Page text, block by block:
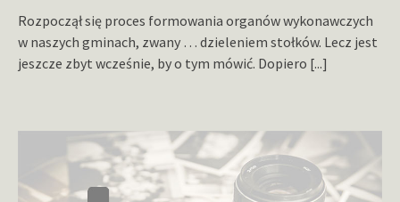
Rozpoczął się proces formowania organów wykonawczych
w naszych gminach, zwany … dzieleniem stołków. Lecz jest
jeszcze zbyt wcześnie, by o tym mówić. Dopiero [...]